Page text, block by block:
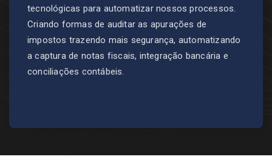
tecnológicas para automatizar nossos processos.
Criando formas de auditar as apurações de
impostos trazendo mais segurança, automatizando
a captura de notas fiscais, integração bancária e
conciliações contábeis.